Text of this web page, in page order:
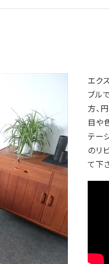
エク
ブル
方、
目や
テー
のリ
て下